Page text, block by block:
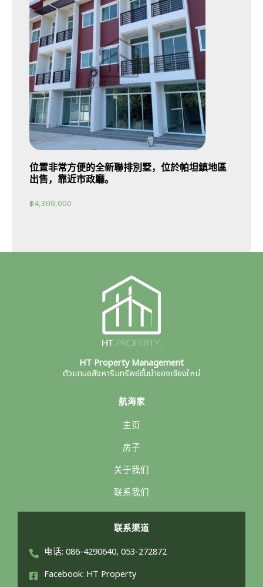
位置非常方便的全新聯排別墅，位於帕坦鎮地區
出售，靠近市政廳。
฿4,300,000
HT Property Management
ตัวแทนอสังหาริมทรัพย์ชั้นนำของเชียงใหม่
航海家
主页
房子
关于我们
联系我们
联系渠道
电话: 086-4290640, 053-272872
Facebook: HT Property